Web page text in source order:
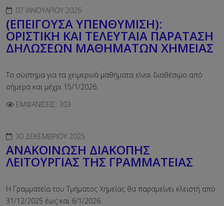
07 ΙΑΝΟΥΑΡΊΟΥ 2026
(ΕΠΕΙΓΟΥΣΑ ΥΠΕΝΘΥΜΙΣΗ):
ΟΡΙΣΤΙΚΗ ΚΑΙ ΤΕΛΕΥΤΑΙΑ ΠΑΡΑΤΑΣΗ
ΔΗΛΩΣΕΩΝ ΜΑΘΗΜΑΤΩΝ ΧΗΜΕΙΑΣ
Το σύστημα για τα χειμερινά μαθήματα είναι διαθέσιμο από
σήμερα και μέχρι 15/1/2026.
ΕΜΦΑΝΊΣΕΙΣ: 303
30 ΔΕΚΕΜΒΡΊΟΥ 2025
ΑΝΑΚΟΙΝΩΣΗ ΔΙΑΚΟΠΗΣ
ΛΕΙΤΟΥΡΓΙΑΣ ΤΗΣ ΓΡΑΜΜΑΤΕΙΑΣ
Η Γραμματεία του Τμήματος Χημείας θα παραμείνει κλειστή από
31/12/2025 έως και 6/1/2026.